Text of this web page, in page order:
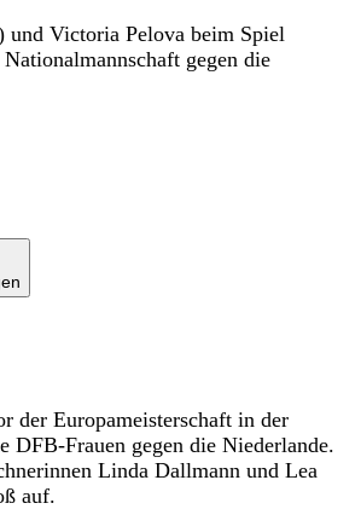
und Victoria Pelova beim Spiel
Nationalmannschaft gegen die
der Europameisterschaft in der
DFB-Frauen gegen die Niederlande.
Linda Dallmann und Lea
auf.